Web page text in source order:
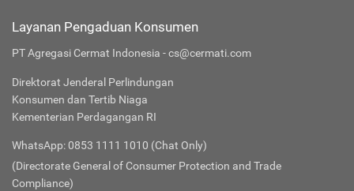
Layanan Pengaduan Konsumen
PT Agregasi Cermat Indonesia - cs@cermati.com
Direktorat Jenderal Perlindungan
Konsumen dan Tertib Niaga
Kementerian Perdagangan RI
WhatsApp: 0853 1111 1010 (Chat Only)
(Directorate General of Consumer Protection and Trade
Compliance)